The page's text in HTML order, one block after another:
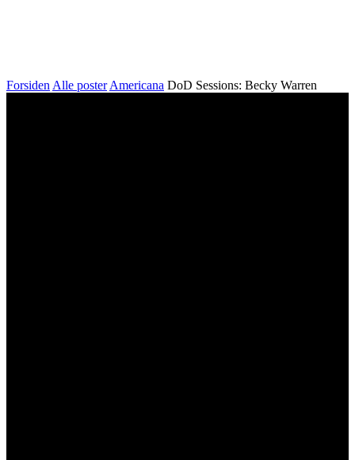
Forsiden Alle poster Americana DoD Sessions: Becky Warren